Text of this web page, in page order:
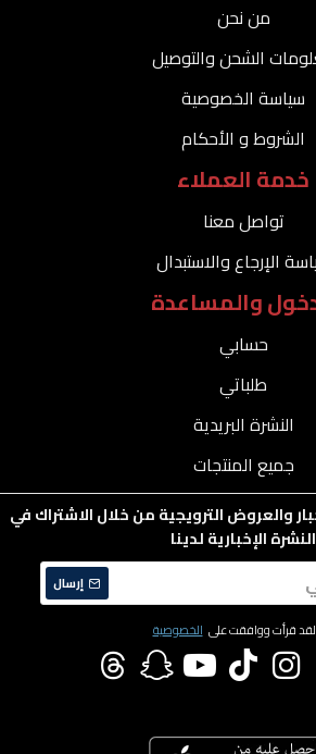
من نحن
الشحن والتوصيل
سياسة الخصوصية
الشروط و الأحكام
خدمة العملاء
تواصل معنا
الإرجاع والاستبدال
والمساعدة
حسابي
طلباتي
النشرة البريدية
جميع المنتجات
والعروض الترويجية من خلال الاشتراك في
النشرة الإخبارية لدينا
إرسال
لقد قرأت ووافقت على الخصوصية